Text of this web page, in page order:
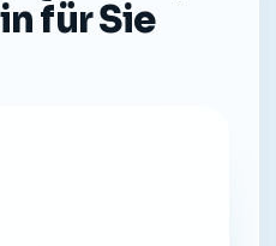
für Sie